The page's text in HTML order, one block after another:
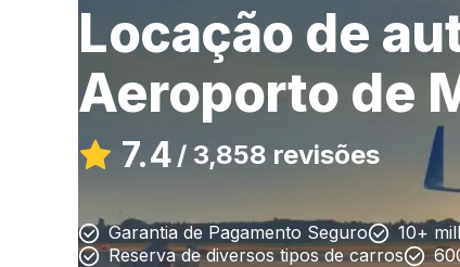
Locação de
Aeroporto de
7.4 / 3,858 revisões
Garantia de Pagamento Seguro 10+
Reserva de diversos tipos de carros